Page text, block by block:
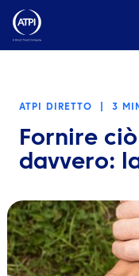
Risorse
Sostenibilità
TravelHub Login
ATPI DIRETTO 3
Fornire
davvero: